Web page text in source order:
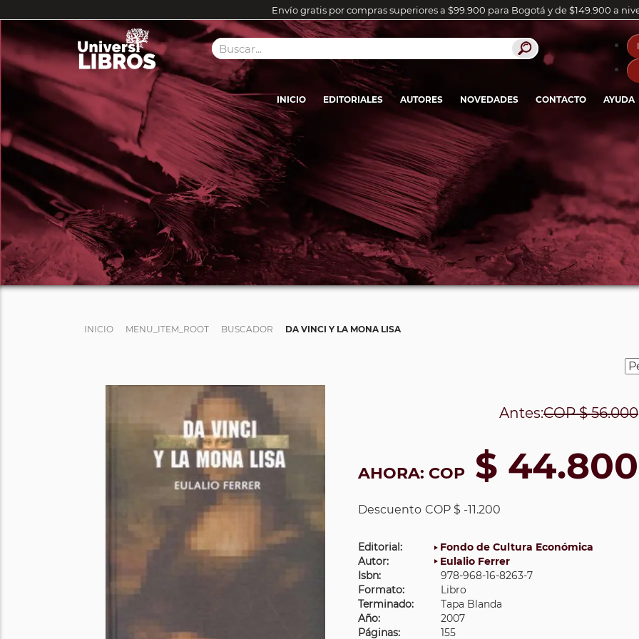
Envío gratis por compras superiores a $99.900 para Bogotá y de $149.900 a
INICIO EDITORIALES AUTORES NOVEDADES CONTACTO AYUDA
INICIO MENU_ITEM_ROOT BUSCADOR DA VINCI Y LA MONA LISA
Antes:COP$ 56.000
AHORA: COP $ 44.800
Descuento COP $ -11.200
Editorial:
Fondo de Cultura Económica
Autor:
Eulalio Ferrer
Isbn:
978-968-16-8263-7
Formato:
Libro
Terminado:
Tapa Blanda
Año:
2007
Páginas:
155